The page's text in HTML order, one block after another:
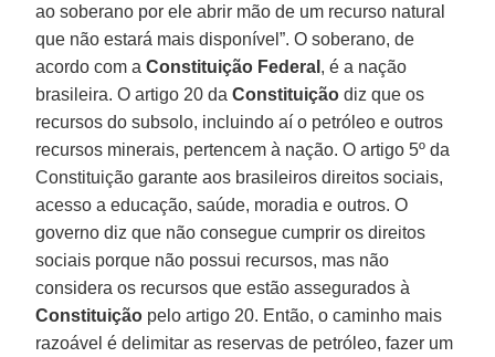
ao soberano por ele abrir mão de um recurso natural
que não estará mais disponível”. O soberano, de
acordo com aConstituição Federal , é a nação
brasileira. O artigo 20 daConstituição diz que os
recursos do subsolo, incluindo aí o petróleo e outros
recursos minerais, pertencem à nação. O artigo 5º da
Constituição garante aos brasileiros direitos sociais,
acesso a educação, saúde, moradia e outros. O
governo diz que não consegue cumprir os direitos
sociais porque não possui recursos, mas não
considera os recursos que estão assegurados à
Constituição pelo artigo 20. Então, o caminho mais
razoável é delimitar as reservas de petróleo, fazer um